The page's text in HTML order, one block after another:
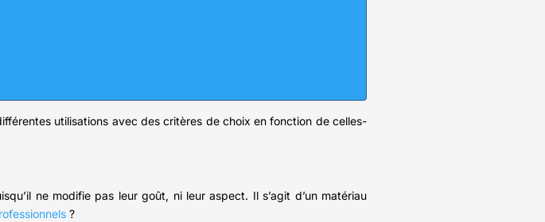
utilisations avec des critères de choix en fonction de celles-
ne modifie pas leur goût, ni leur aspect. Il s’agit d’un matériau
?